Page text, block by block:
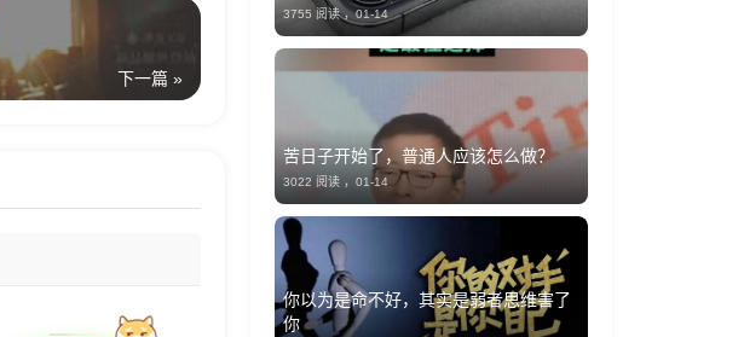
下一篇 »
3755 阅读 ，01-14
苦日子开始了，普通人应该怎么做？
3022 阅读 ，01-14
你以为是命不好，其实是弱者思维害了
你